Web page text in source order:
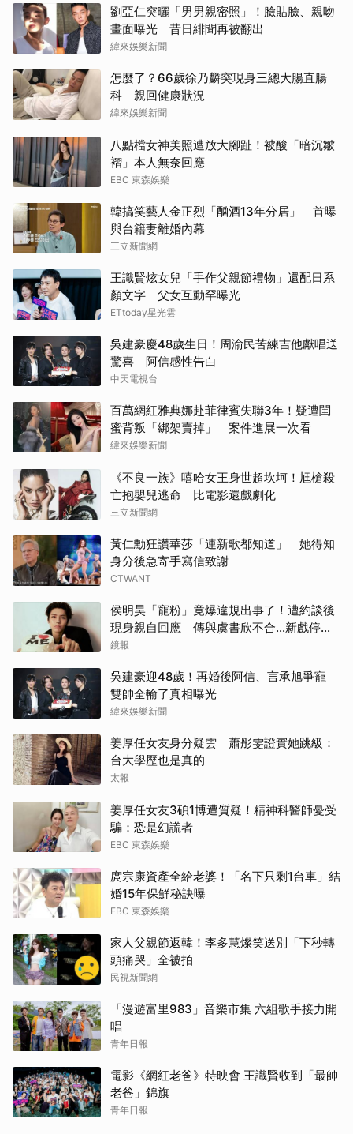
劉亞仁突曬「男男親密照」！臉貼臉、親吻
畫面曝光 昔日緋聞再被翻出
緯來娛樂新聞
怎麼了？66歲徐乃麟突現身三總大腸直腸
科 親回健康狀況
緯來娛樂新聞
八點檔女神美照遭放大腳趾！被酸「暗沉皺
褶」本人無奈回應
EBC 東森娛樂
韓搞笑藝人金正烈「酗酒13年分居」 首曝
與台籍妻離婚內幕
三立新聞網
王識賢炫女兒「手作父親節禮物」還配日系
顏文字 父女互動罕曝光
ETtoday星光雲
吳建豪慶48歲生日！周渝民苦練吉他獻唱送
驚喜 阿信感性告白
中天電視台
百萬網紅雅典娜赴菲律賓失聯3年！疑遭閨
蜜背叛「綁架賣掉」 案件進展一次看
緯來娛樂新聞
《不良一族》嘻哈女王身世超坎坷！尪槍殺
亡抱嬰兒逃命 比電影還戲劇化
三立新聞網
黃仁勳狂讚華莎「連新歌都知道」 她得知
身分後急寄手寫信致謝
CTWANT
侯明昊「寵粉」竟爆違規出事了！遭約談後
現身親自回應 傳與虞書欣不合...新戲停拍
真相曝光
鏡報
吳建豪迎48歲！再婚後阿信、言承旭爭寵
雙帥全輸了真相曝光
緯來娛樂新聞
姜厚任女友身分疑雲 蕭彤雯證實她跳級：
台大學歷也是真的
太報
姜厚任女友3碩1博遭質疑！精神科醫師憂受
騙：恐是幻謊者
EBC 東森娛樂
庹宗康資產全給老婆！「名下只剩1台車」結
婚15年保鮮秘訣曝
EBC 東森娛樂
家人父親節返韓！李多慧燦笑送別「下秒轉
頭痛哭」全被拍
民視新聞網
「漫遊富里983」音樂市集 六組歌手接力開
唱
青年日報
電影《網紅老爸》特映會 王識賢收到「最帥
老爸」錦旗
青年日報